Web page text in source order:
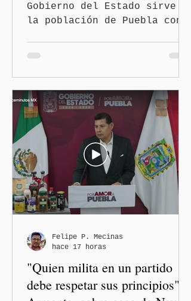
Gobierno del Estado sirve a
la población de Puebla con
pública heredada del Museo
Internacional del Barroco
que significó un “saqueo”
del erario en los gobiernos
neoliberales del pasado.
"Quien milita en un partido
debe respetar sus principios":
Felipe P. Mecinas
hace 17 horas